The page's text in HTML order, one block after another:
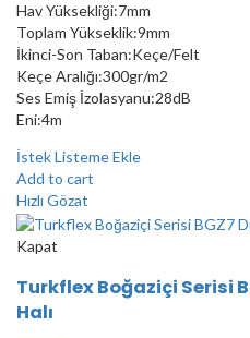
Hav Yüksekliği:7mm
Toplam Yükseklik:9mm
İkinci-Son Taban:Keçe/Felt
Keçe Aralığı:300gr/m2
Ses Emiş İzolasyanu:28dB
Eni:4m
İstek Listeme Ekle
Add to cart
Hızlı Gözat
Kapat
Turkflex Boğaziçi Serisi
Halı